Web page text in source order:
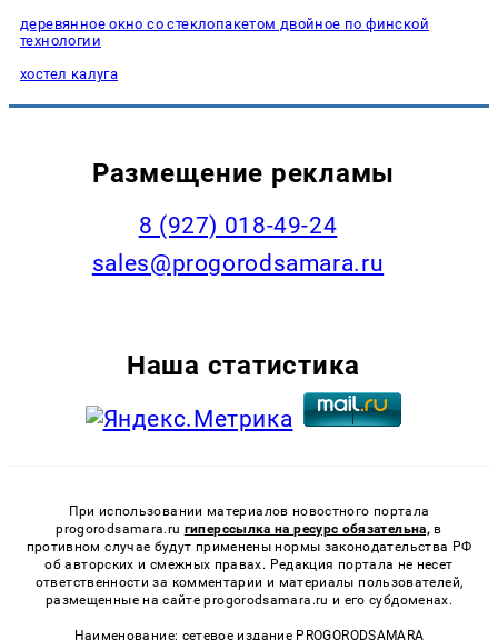
деревянное окно со стеклопакетом двойное по финской
технологии
хостел калуга
Размещение рекламы
8 (927) 018-49-24
sales@progorodsamara.ru
Наша статистика
При использовании материалов новостного портала
progorodsamara.ru гиперссылка на ресурс обязательна, в
противном случае будут применены нормы законодательства РФ
об авторских и смежных правах. Редакция портала не несет
ответственности за комментарии и материалы пользователей,
размещенные на сайте progorodsamara.ru и его субдоменах.
Наименование: сетевое издание PROGORODSAMARA